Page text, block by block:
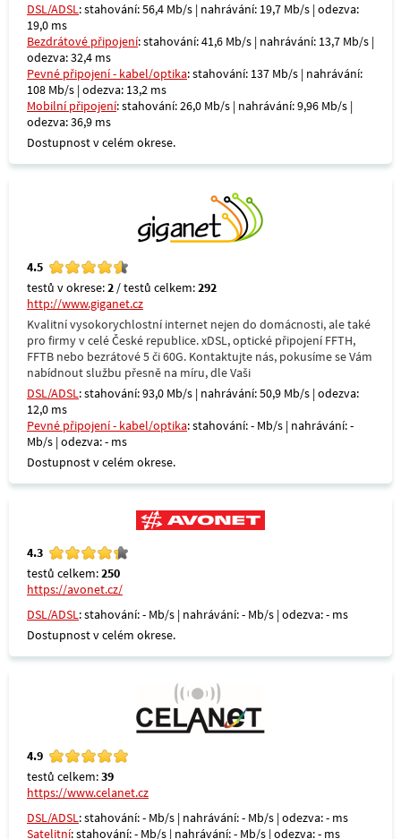
DSL/ADSL: stahování: 56,4 Mb/s | nahrávání: 19,7 Mb/s | odezva:
19,0 ms
Bezdrátové připojení: stahování: 41,6 Mb/s | nahrávání: 13,7 Mb/s |
odezva: 32,4 ms
Pevné připojení - kabel/optika: stahování: 137 Mb/s | nahrávání:
108 Mb/s | odezva: 13,2 ms
Mobilní připojení: stahování: 26,0 Mb/s | nahrávání: 9,96 Mb/s |
odezva: 36,9 ms
Dostupnost v celém okrese.
4.5
testů v okrese:2 / testů celkem:292
http://www.giganet.cz
Kvalitní vysokorychlostní internet nejen do domácnosti, ale také
pro firmy v celé České republice. xDSL, optické připojení FFTH,
FFTB nebo bezrátové 5 či 60G. Kontaktujte nás, pokusíme se Vám
nabídnout službu přesně na míru, dle Vaši
DSL/ADSL: stahování: 93,0 Mb/s | nahrávání: 50,9 Mb/s | odezva:
12,0 ms
Pevné připojení - kabel/optika: stahování: - Mb/s | nahrávání: -
Mb/s | odezva: - ms
Dostupnost v celém okrese.
4.3
testů celkem:250
https://avonet.cz/
DSL/ADSL: stahování: - Mb/s | nahrávání: - Mb/s | odezva: - ms
Dostupnost v celém okrese.
4.9
testů celkem:39
https://www.celanet.cz
DSL/ADSL: stahování: - Mb/s | nahrávání: - Mb/s | odezva: - ms
Satelitní: stahování: - Mb/s | nahrávání: - Mb/s | odezva: - ms